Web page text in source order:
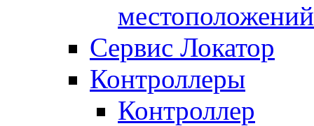
местоположений
Сервис Локатор
Контроллеры
Контроллер